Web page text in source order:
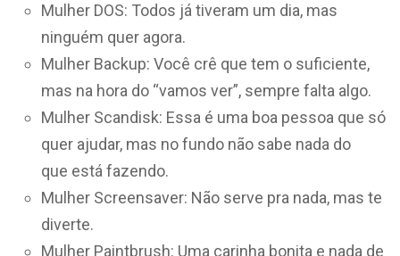
Mulher DOS: Todos já tiveram um dia, mas
ninguém quer agora.
Mulher Backup: Você crê que tem o suficiente,
mas na hora do “vamos ver”, sempre falta algo.
Mulher Scandisk: Essa é uma boa pessoa que só
quer ajudar, mas no fundo não sabe nada do
que está fazendo.
Mulher Screensaver: Não serve pra nada, mas te
diverte.
Mulher Paintbrush: Uma carinha bonita e nada de